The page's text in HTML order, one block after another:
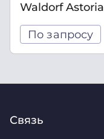
Waldorf
По запросу
Связь